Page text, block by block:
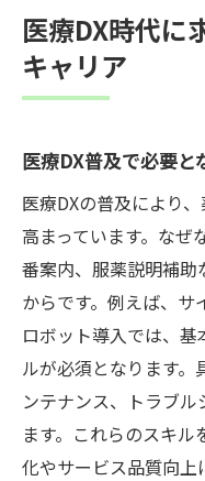
医療DX時代に
キャリア
医療DX普及で必要
医療DXの普及により
高まっています。なぜ
番案内、服薬説明補助
からです。例えば、サ
ロボット導入では、
ルが必須となります。
ンテナンス、トラブ
ます。これらのスキ
化やサービス品質向上